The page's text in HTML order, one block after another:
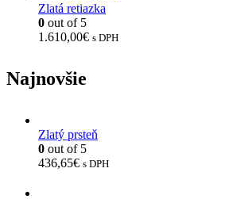
Zlatá retiazka
0 out of 5
1.610,00€ s DPH
Najnovšie
Zlatý prsteň
0 out of 5
436,65€ s DPH